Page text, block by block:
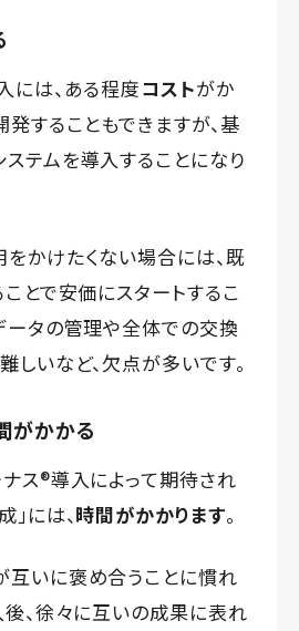
には、ある程度コストがか
発することもできますが、基
テムを導入することになり
かけたくない場合には、既
とで安価にスタートするこ
ータの管理や全体での交換
しいなど、欠点が多いです。
がかかる
ス®️導入によって期待され
には、時間がかかります。
いに褒め合うことに慣れ
後、徐々に互いの成果に表れ